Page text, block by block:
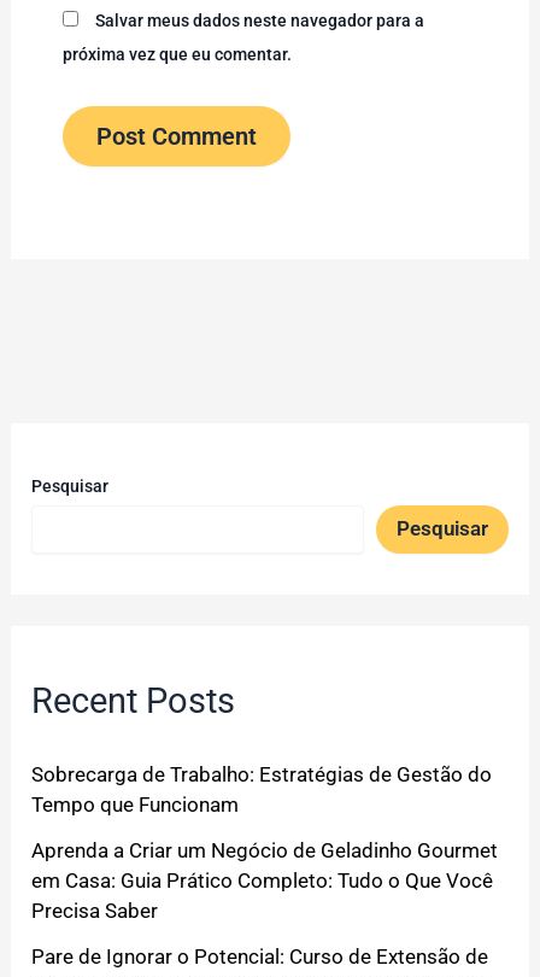
Salvar meus dados neste navegador para a
próxima vez que eu comentar.
Pesquisar
Pesquisar
Recent Posts
Sobrecarga de Trabalho: Estratégias de Gestão do
Tempo que Funcionam
Aprenda a Criar um Negócio de Geladinho Gourmet
em Casa: Guia Prático Completo: Tudo o Que Você
Precisa Saber
Pare de Ignorar o Potencial: Curso de Extensão de